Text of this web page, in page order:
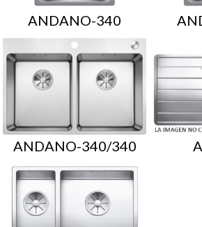
ANDANO-340
ANDANO-340/340